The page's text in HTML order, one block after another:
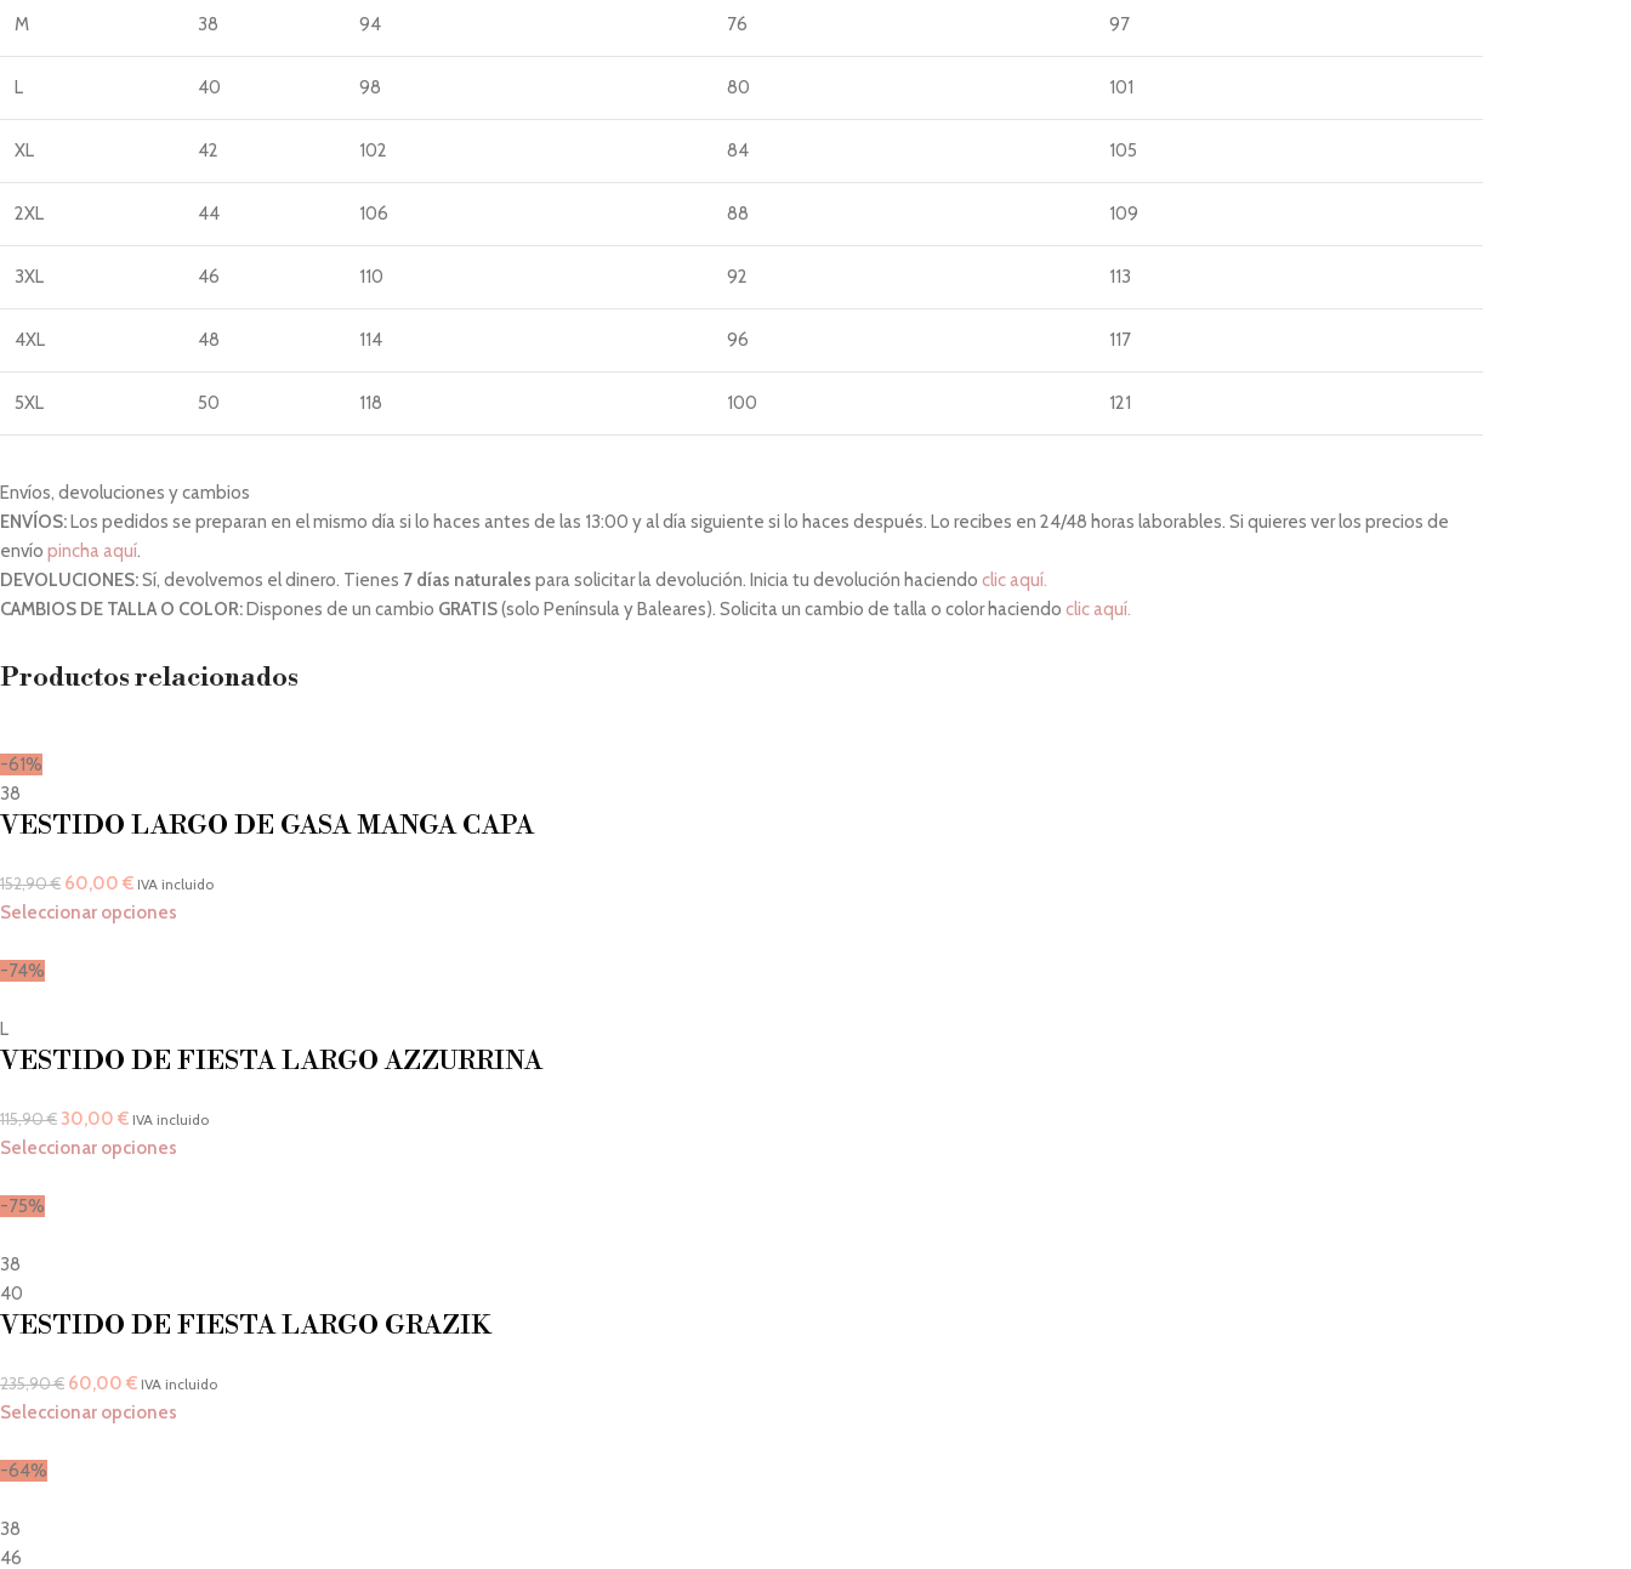
M 38 94 76 97
L 40 98 80 101
XL 42 102 84 105
2XL 44 106 88 109
3XL 46 110 92 113
4XL 48 114 96 117
5XL 50 118 100 121
Envíos, devoluciones y cambios
ENVÍOS:Los pedidos se preparan en el mismo día si lo haces antes de las 13:00 y al día siguiente si lo haces después. Lo recibes en 24/48 horas laborables. Si quieres ver los precios de
envío pincha aquí.
DEVOLUCIONES:Sí, devolvemos el dinero. Tienes 7 días naturales para solicitar la devolución. Inicia tu devolución haciendo clic aquí.
CAMBIOS DE TALLA O COLOR:Dispones de un cambio GRATIS(solo Península y Baleares). Solicita un cambio de talla o color haciendo clic aquí.
Productos relacionados
-61%
38
VESTIDO LARGO DE GASA MANGA CAPA
152,90€ 60,00 € IVA incluido
Seleccionar opciones
-74%
L
VESTIDO DE FIESTA LARGO AZZURRINA
115,90€ 30,00 € IVA incluido
Seleccionar opciones
-75%
38
40
VESTIDO DE FIESTA LARGO GRAZIK
235,90€ 60,00 € IVA incluido
Seleccionar opciones
-64%
38
46